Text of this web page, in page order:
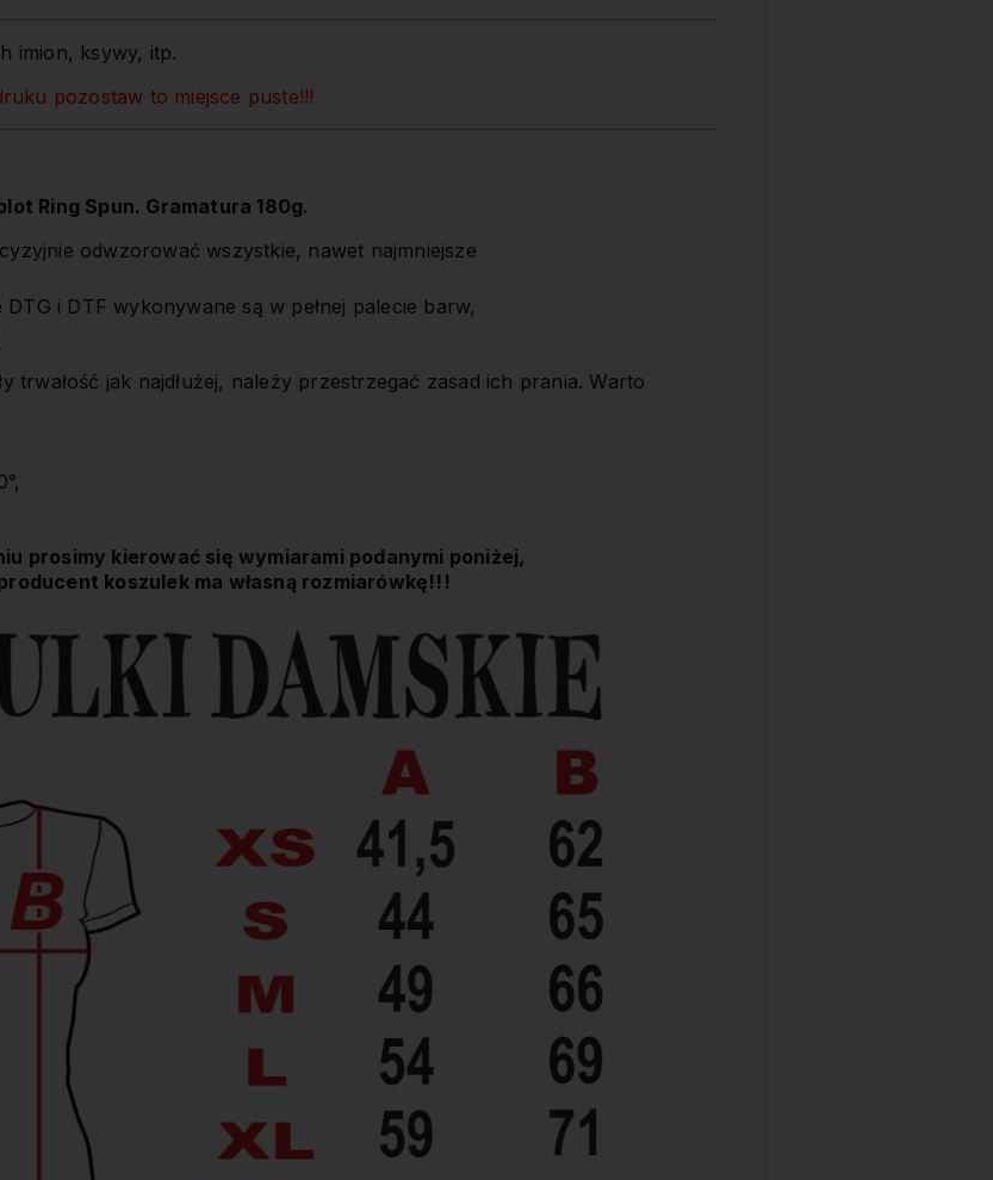
imion, ksywy, itp.
pozostaw to miejsce puste!!!
Ring Spun. Gramatura 180g.
odwzorować wszystkie, nawet najmniejsze
i DTF wykonywane są w pełnej palecie barw,
trwałość jak najdłużej, należy przestrzegać zasad ich prania. Warto
prosimy kierować się wymiarami podanymi poniżej,
koszulek ma własną rozmiarówkę!!!